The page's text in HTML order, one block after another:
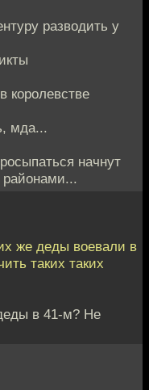
разводить у
королевстве
мда...
начнут
же деды воевали в
таких таких
в 41-м? Не